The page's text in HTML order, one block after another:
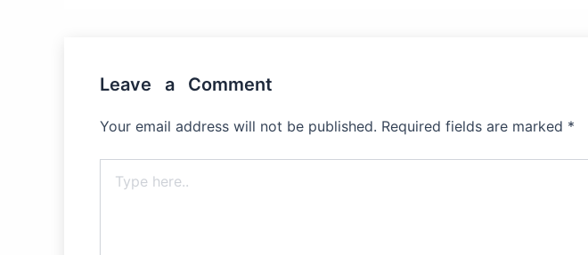
Leave a Comment
Your email address will not be published. Required fields are marked *
here..